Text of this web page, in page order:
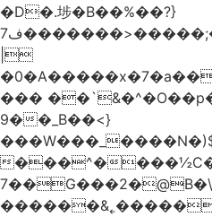
�D�.埗�B��%��?}
ف7�������>�����;������h8��w�O����էW������������{�g����y�
|
���
9��_B��<}
���^�